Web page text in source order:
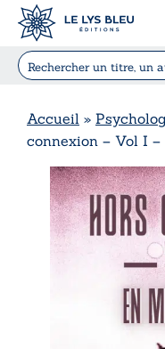
Accueil »
connexion – Vol I –